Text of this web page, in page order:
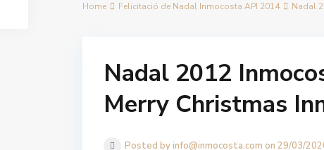
Home Felicitació de Nadal Inmocosta API 2014 Nadal
Nadal 2012
Merry Christmas
Posted by info@inmocosta.com on 29/03/